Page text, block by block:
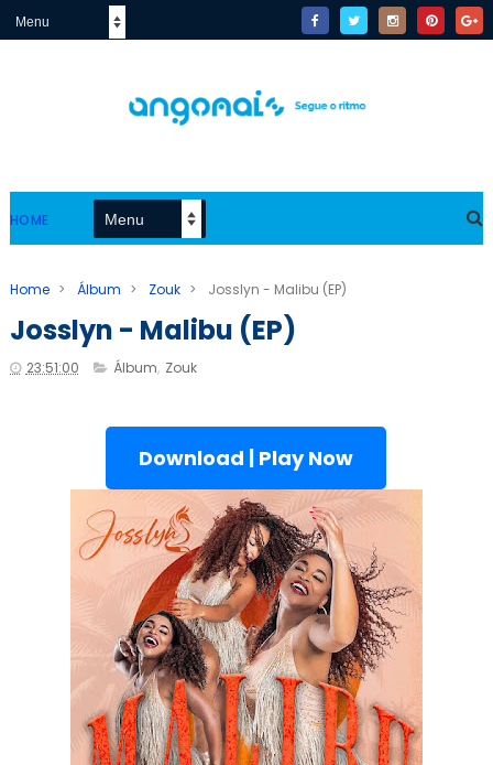
HOME
Home > Álbum > Zouk > Josslyn - Malibu (EP)
Josslyn - Malibu (EP)
23:51:00 Álbum, Zouk
Download | Play Now